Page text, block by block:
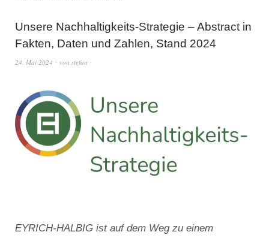
Unsere Nachhaltigkeits-Strategie – Abstract in
Fakten, Daten und Zahlen, Stand 2024
24. Mai 2024 von stefan
EYRICH-HALBIG ist auf dem Weg zu einem